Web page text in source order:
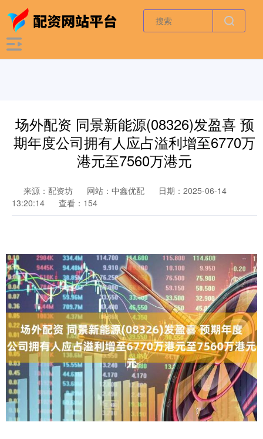
场外配资 同景新能源(08326)发盈喜 预
期年度公司拥有人应占溢利增至6770万
港元至7560万港元
来源：配资坊 网站：中鑫优配
日期：2025-06-14
13:20:14
查看：154